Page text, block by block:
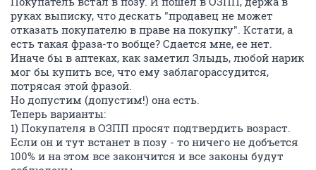
руках выписку, что дескать "продавец не может
отказать покупателю в праве на покупку". Кстати, а
есть такая фраза-то вобще? Сдается мне, ее нет.
Иначе бы в аптеках, как заметил Злыдь, любой нарик
мог бы купить все, что ему заблагорассудится,
потрясая этой фразой.
Но допустим (допустим!) она есть.
Теперь варианты:
1) Покупателя в ОЗПП просят подтвердить возраст.
Если он и тут встанет в позу - то ничего не добъется
100% и на этом все закончится и все законы будут